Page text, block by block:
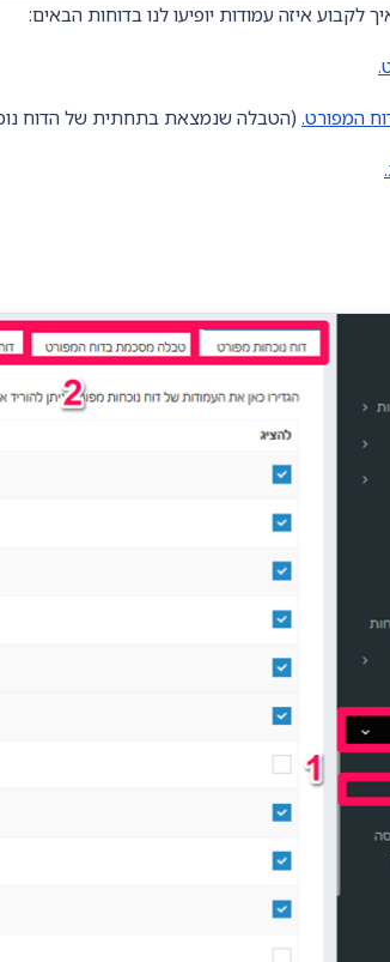
לקבוע איזה עמודות יופיעו לנו בדוחות הבאים:
המפורט. (הטבלה שנמצאת בתחתית של הדוח